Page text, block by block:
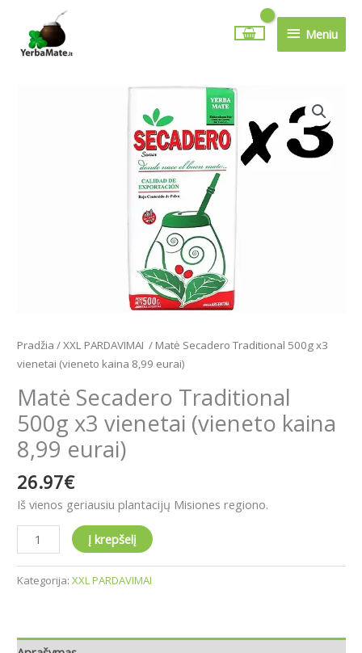
turinio
Meniu
Meniu
Pradžia /XXL PARDAVIMAI / Matė Secadero Traditional 500g x3
vienetai (vieneto kaina 8,99 eurai)
Matė Secadero Traditional
500g x3 vienetai (vieneto kaina
8,99 eurai)
26.97€
Iš vienos geriausiu plantacijų Misiones regiono.
Į krepšelį
Kategorija: XXL PARDAVIMAI